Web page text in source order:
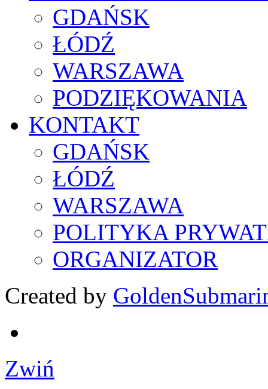
GDAŃSK
ŁÓDŹ
WARSZAWA
PODZIĘKOWANIA
KONTAKT
GDAŃSK
ŁÓDŹ
WARSZAWA
POLITYKA
ORGANIZATOR
Created by
Zwiń